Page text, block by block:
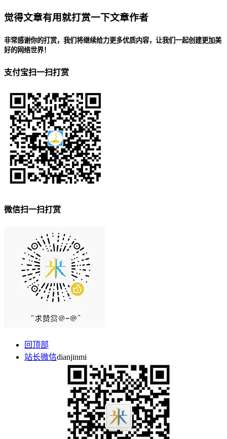
觉得文章有用就打赏一下文章作者
非常感谢你的打赏，我们将继续给力更多优质内容，让我们一起创建更加美
好的网络世界！
支付宝扫一扫打赏
微信扫一扫打赏
回顶部
站长微信dianjinmi